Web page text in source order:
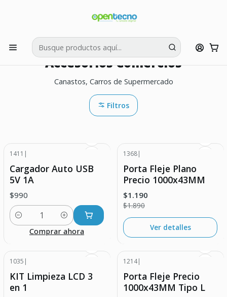
Accesorios Comercios
Canastos, Carros de Supermercado
Filtros
1411 |
Cargador Auto USB
5V 1A
$990
Cantidad
Comprar ahora
Agotado
1368|
Porta Fleje Plano
Precio 1000x43MM
$1.190
$1.890
Ver detalles
1035 |
KIT Limpieza LCD 3
en 1
1214|
Porta Fleje Precio
1000x43MM Tipo L